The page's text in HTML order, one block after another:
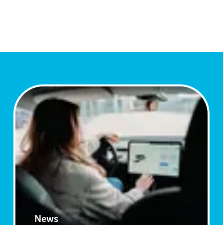
Aktivitäten
News
Social Media
Wall
Portrait
News